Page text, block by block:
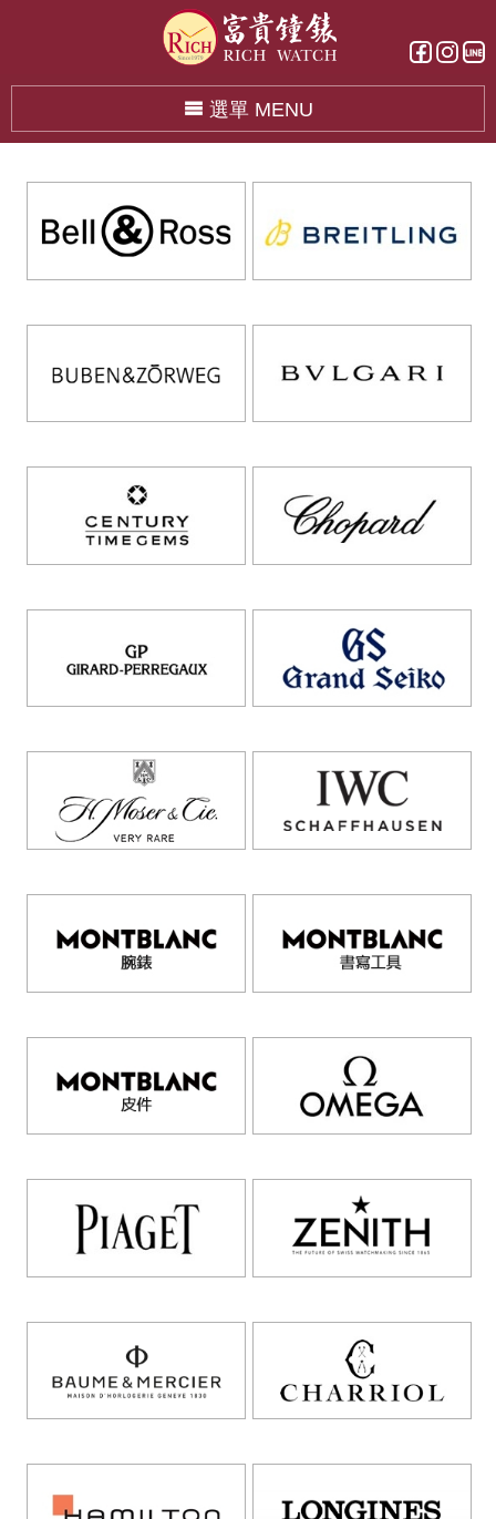
選單 MENU